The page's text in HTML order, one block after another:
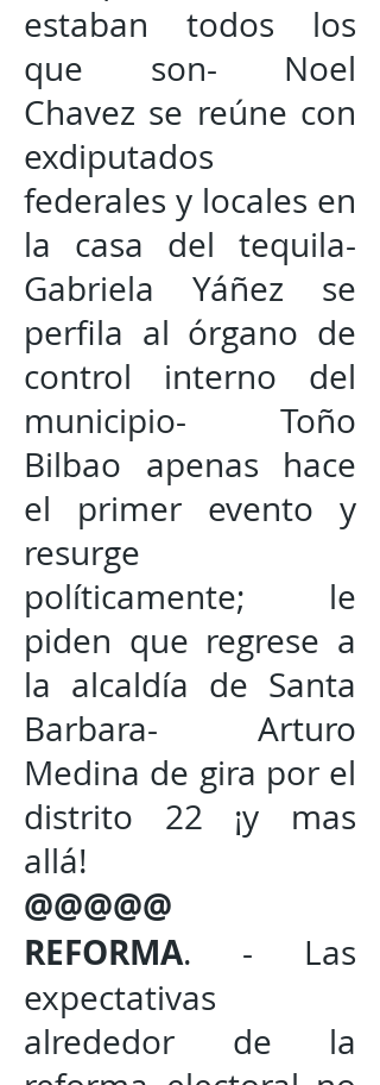
estaban todos los
que son- Noel
Chavez se reúne con
exdiputados
federales y locales en
la casa del tequila-
Gabriela Yáñez se
perfila al órgano de
control interno del
municipio- Toño
Bilbao apenas hace
el primer evento y
resurge
políticamente; le
piden que regrese a
la alcaldía de Santa
Barbara- Arturo
Medina de gira por el
distrito 22 ¡y mas
allá!
@@@@@
REFORMA. - Las
expectativas
alrededor de la